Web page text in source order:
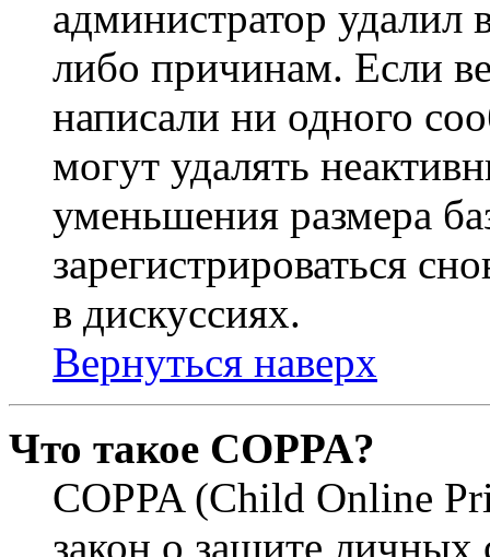
администратор
либо причинам. Если
написали ни одного
могут удалять
уменьшения размера
зарегистрироваться
в дискуссиях.
Вернуться наверх
Что такое COPPA?
COPPA (Child Online
закон о защите личных